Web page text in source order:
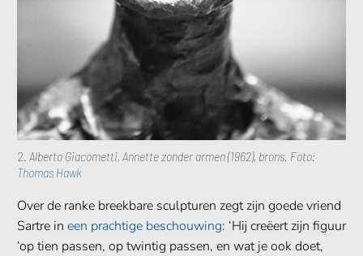
2. Alberto Giacometti, Annette zonder armen (1962), brons. Foto:
Thomas Hawk
Over de ranke breekbare sculpturen zegt zijn goede vriend
Sartre in een prachtige beschouwing: ‘Hij creëert zijn figuur
‘op tien passen, op twintig passen, en wat je ook doet,